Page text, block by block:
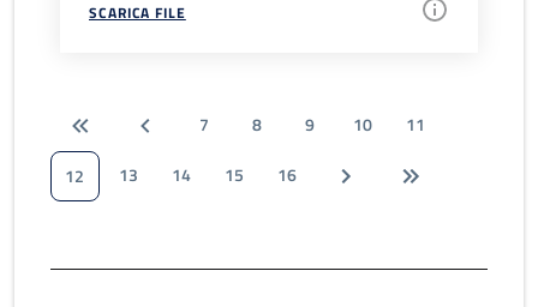
SCARICA FILE
7 8 9 10
11
12
13 14 15 16